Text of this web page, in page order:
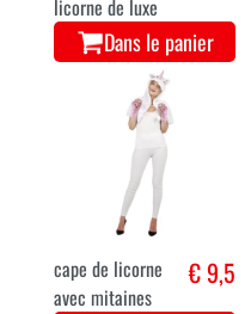
licorne de luxe
Dans le panier
cape de licorne
avec mitaines
€ 9,5